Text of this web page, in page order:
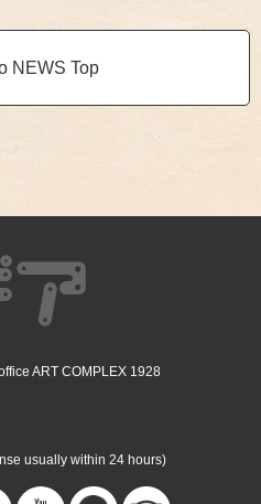
NEWS Top
ART COMPLEX 1928
usually within 24 hours)